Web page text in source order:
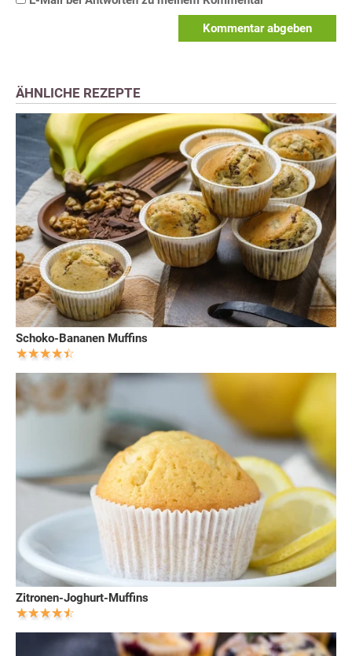
Kommentar abgeben
ÄHNLICHE REZEPTE
Schoko-Bananen Muffins
Zitronen-Joghurt-Muffins